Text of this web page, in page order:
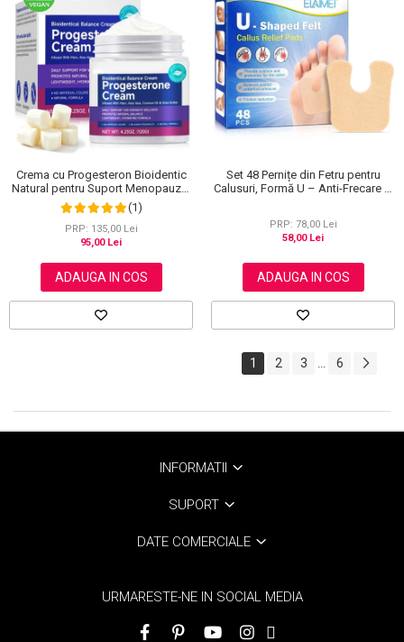
Crema cu Progesteron Bioidentic
Natural pentru Suport Menopauza,
Menstruatie si Echilibru Hormonal,
120 g
(1)
PRP: 135,00 Lei
95,00 Lei
ADAUGA IN COS
Set 48 Pernițe din Fetru pentru
Calusuri, Formă U – Anti-Frecare și
PRP: 78,00 Lei
58,00 Lei
ADAUGA IN COS
1 2 3 6
INFORMATII
SUPORT
DATE COMERCIALE
URMARESTE-NE IN SOCIAL MEDIA